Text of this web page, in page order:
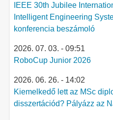
IEEE 30th Jubilee
Intelligent Engineering
konferencia beszámoló
2026. 07. 03. - 09:51
RoboCup Junior 2026
2026. 06. 26. - 14:02
Kiemelkedő lett az MSc
disszertációd? Pályázz az